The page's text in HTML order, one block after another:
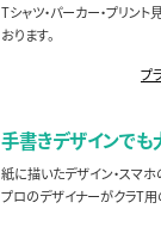
Tシャツ・パーカー・プリン
おります。
プ
手書きデザインでも
紙に描いたデザイン・スマホ
プロのデザイナーがクラT用